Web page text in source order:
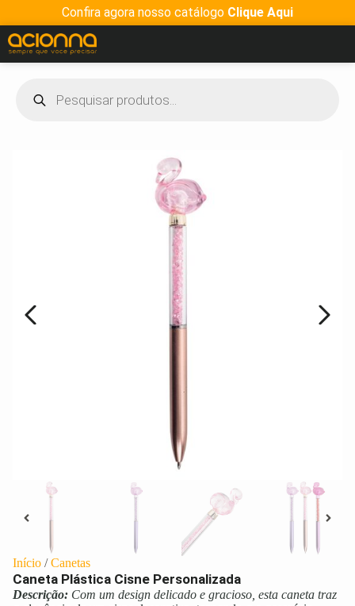
Confira agora nosso catálogo Clique Aqui
Início /Canetas
Caneta Plástica Cisne Personalizada
Descrição: Com um design delicado e gracioso, esta caneta traz